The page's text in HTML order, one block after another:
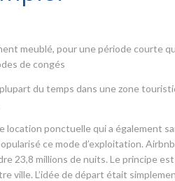
meublé, pour une période courte
de congés
du temps dans une zone
location ponctuelle qui a également
ce mode d’exploitation. Airbnb
23,8 millions de nuits. Le principe
ville. L’idée de départ était